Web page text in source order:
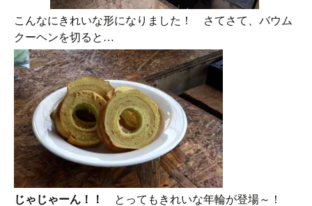
こんなにきれいな形になりました！ さてさて、バウム
クーヘンを切ると…
じゃじゃーん！！
とってもきれいな年輪が登場～！